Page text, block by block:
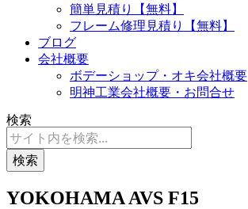
簡単見積り【無料】
フレーム修理見積り【無料】
ブログ
会社概要
ボデーショップ・オキ会社概要
明神工業会社概要・お問合せ
検索
検索
YOKOHAMA AVS F15